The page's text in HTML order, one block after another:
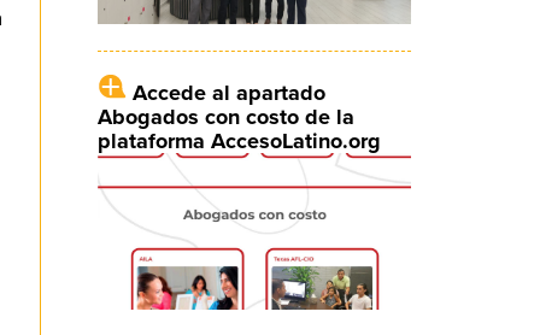
Accede al apartado
Abogados con costo de la
plataforma AccesoLatino.org